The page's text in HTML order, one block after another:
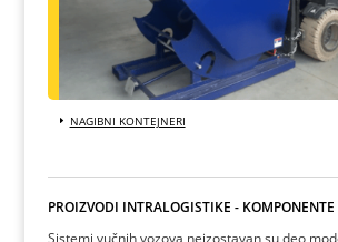
NAGIBNI KONTEJNERI
PROIZVODI INTRALOGISTIKE -